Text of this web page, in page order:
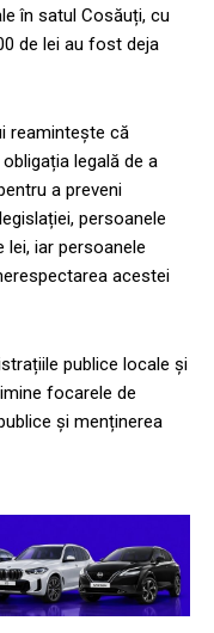
în satul Cosăuți, cu
de lei au fost deja
reamintește că
legală de a
a preveni
persoanele
lei, iar persoanele
acestei
publice locale și
focarele de
și menținerea